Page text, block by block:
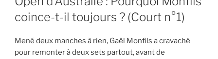
coince-t-il toujours ? (Court n°1)
Mené deux manches à rien, Gaël Monfils a cravaché
pour remonter à deux sets partout, avant de